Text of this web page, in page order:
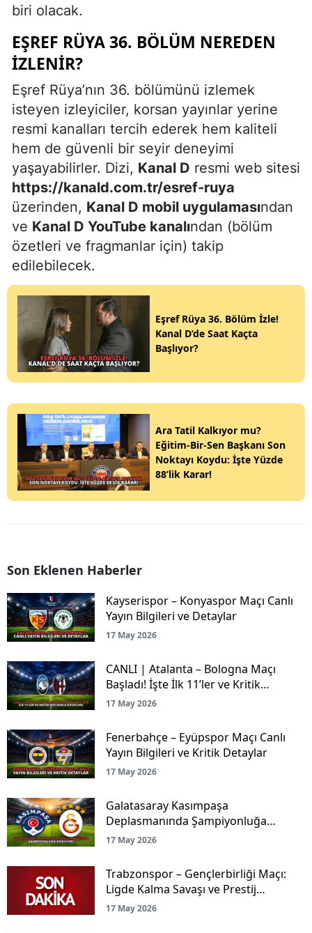
biri olacak.
EŞREF RÜYA 36. BÖLÜM NEREDEN
İZLENIR?
Eşref Rüya’nın 36. bölümünü izlemek
isteyen izleyiciler, korsan yayınlar yerine
resmi kanalları tercih ederek hem kaliteli
hem de güvenli bir seyir deneyimi
yaşayabilirler. Dizi, Kanal D resmi web sitesi
https://kanald.com.tr/esref-ruya
üzerinden, Kanal D mobil uygulamasından
ve Kanal D YouTube kanalından (bölüm
özetleri ve fragmanlar için) takip
edilebilecek.
Eşref Rüya 36. Bölüm İzle!
Kanal D’de Saat Kaçta
Başlıyor?
Ara Tatil Kalkıyor mu?
Eğitim-Bir-Sen Başkanı Son
Noktayı Koydu: İşte Yüzde
88’lik Karar!
Son Eklenen Haberler
Kayserispor – Konyaspor Maçı Canlı
Yayın Bilgileri ve Detaylar
17 May 2026
CANLI | Atalanta – Bologna Maçı
Başladı! İşte İlk 11’ler ve Kritik
Mücadele Detayları
17 May 2026
Fenerbahçe – Eyüpspor Maçı Canlı
Yayın Bilgileri ve Kritik Detaylar
17 May 2026
Galatasaray Kasımpaşa
Deplasmanında Şampiyonluğa
Koşuyor!
17 May 2026
Trabzonspor – Gençlerbirliği Maçı:
Ligde Kalma Savaşı ve Prestij
Mücadelesi Canlı Yayınla Ekranlarda!
17 May 2026